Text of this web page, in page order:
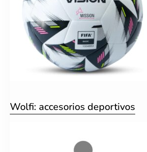
Wolfi: accesorios deportivos